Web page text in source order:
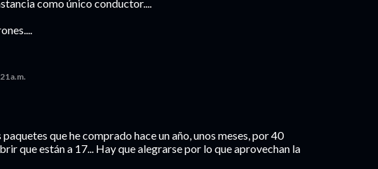
como único conductor....
a.m.
que he comprado hace un año, unos meses, por 40
que están a 17... Hay que alegrarse por lo que aprovechan la